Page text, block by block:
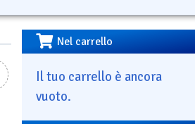
Nel carrello
Il tuo carrello è ancora
vuoto.